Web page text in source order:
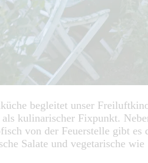
begleitet unser
als kulinarischer Fixpunkt.
von der Feuerstelle gibt es
Salate und vegetarische wie